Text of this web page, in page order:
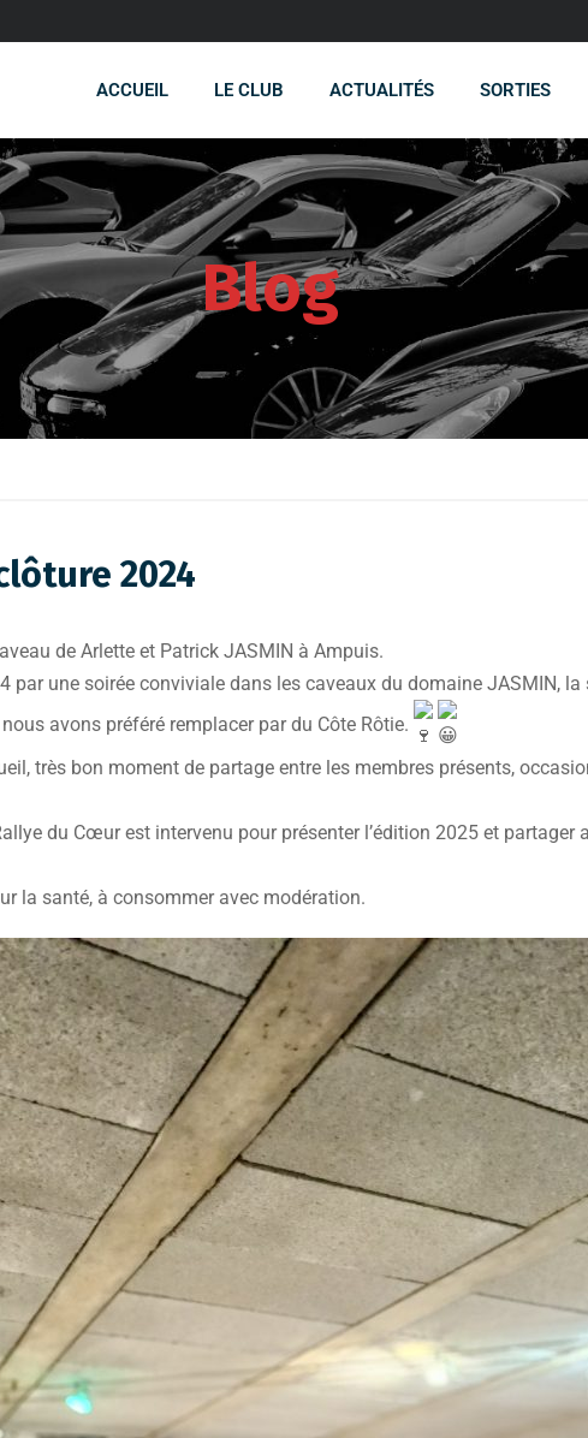
ACCUEIL LE CLUB ACTUALITÉS SORTIES
Blog
2024
de Arlette et Patrick JASMIN à Ampuis.
par une soirée conviviale dans les caveaux du domaine JASMIN,
avons préféré remplacer par du Côte Rôtie.
très bon moment de partage entre les membres présents,
du Cœur est intervenu pour présenter l’édition 2025 et partager
la santé, à consommer avec modération.